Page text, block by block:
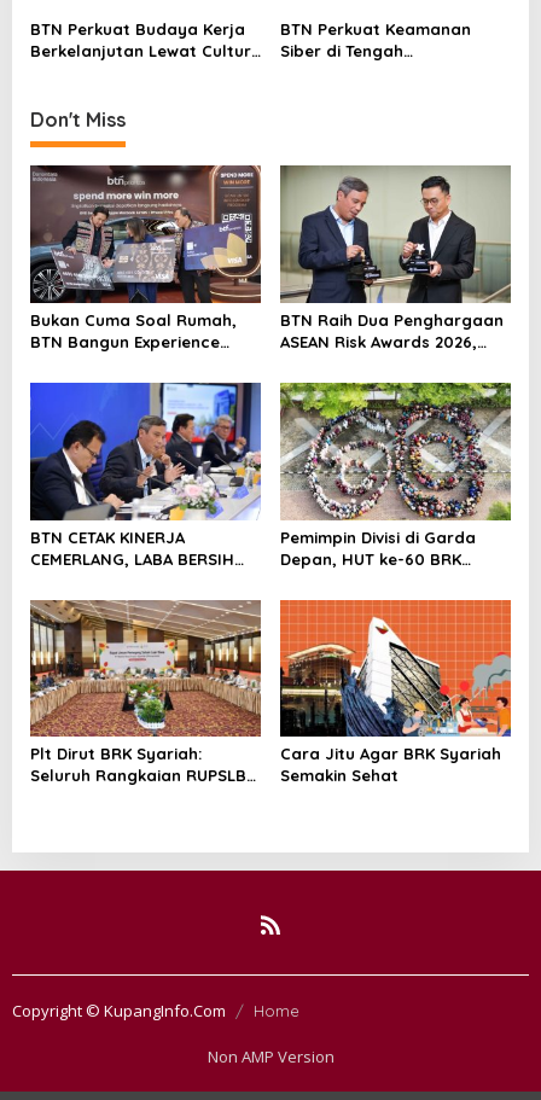
n
Thamrin
BTN Perkuat Budaya Kerja
Berkelanjutan Lewat Culture
BTN Perkuat Keamanan
Siber di Tengah
Don't Miss
Bukan Cuma Soal Rumah,
BTN Bangun Experience
BTN Raih Dua Penghargaan
ASEAN Risk Awards 2026,
Manajemen Risiko
Berstandar Internasional
Perkuat Pertumbuhan
Berkelanjutan
BTN CETAK KINERJA
CEMERLANG, LABA BERSIH
40,8% DAN NPL TURUN JADI
2,99%
Pemimpin Divisi di Garda
Depan, HUT ke-60 BRK
Khidmat, Penuh Haru dan
Kebanggaan
Plt Dirut BRK Syariah:
Seluruh Rangkaian RUPSLB
Cara Jitu Agar BRK Syariah
Semakin Sehat
Copyright © KupangInfo.Com Home
Non AMP Version